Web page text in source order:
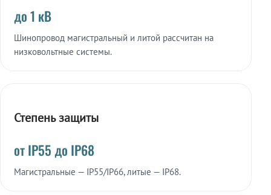
до 1 кВ
Шинопровод магистральный и литой рассчитан на
низковольтные системы.
Степень защиты
от IP55 до IP68
Магистральные — IP55/IP66, литые — IP68.